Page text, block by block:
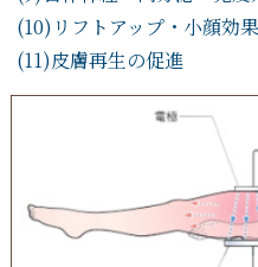
(10)リフトアップ・小顔効果
(11)皮膚再生の促進